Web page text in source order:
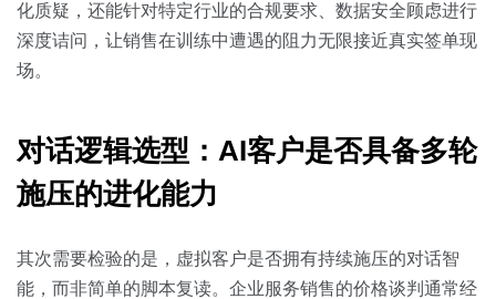
化质疑，还能针对特定行业的合规要求、数据安全顾虑进行
深度诘问，让销售在训练中遭遇的阻力无限接近真实签单现
场。
对话逻辑选型：AI客户是否具备多轮
施压的进化能力
其次需要检验的是，虚拟客户是否拥有持续施压的对话智
能，而非简单的脚本复读。企业服务销售的价格谈判通常经